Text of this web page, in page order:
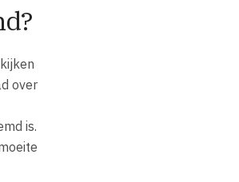
over
is.